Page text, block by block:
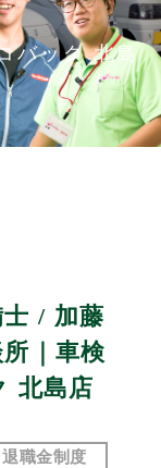
バック 北島
士 / 加藤
｜車検
北島店
退職金制度